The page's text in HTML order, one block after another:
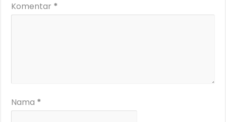
Komentar *
Nama *